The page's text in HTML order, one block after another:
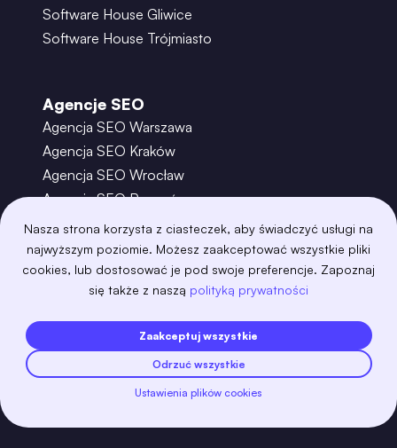
Nasza strona korzysta z ciasteczek, aby świadczyć usługi na
najwyższym poziomie. Możesz zaakceptować wszystkie pliki
cookies, lub dostosować je pod swoje preferencje. Zapoznaj
się także z naszą polityką prywatności
Zaakceptuj wszystkie
Odrzuć wszystkie
Ustawienia plików cookies
Software House Gliwice
Software House Trójmiasto
Agencje SEO
Agencja SEO Warszawa
Agencja SEO Kraków
Agencja SEO Wrocław
Agencja SEO Poznań
Agencja SEO Gdańsk
Agencja SEO Toruń
aws-amplify
aws-cloudfront
aws-lambda
axios azure